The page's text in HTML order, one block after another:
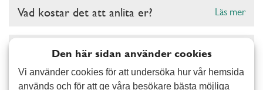
Vad kostar det att anlita er? Läs mer
Gäller RUT- och ROT-avdrag hos er?
Vad kan ni hjälpa mig med? Läs mer
Den här sidan använder cookies
Vi använder cookies för att undersöka hur vår hemsida
används och för att ge våra besökare bästa möjliga